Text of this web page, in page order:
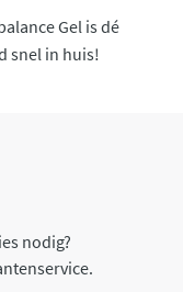
Gel is dé
snel in huis!
nodig?